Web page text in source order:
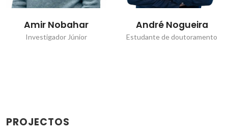
Amir Nobahar
Investigador Júnior
André Nogueira
Estudante de doutoramento
PROJECTOS